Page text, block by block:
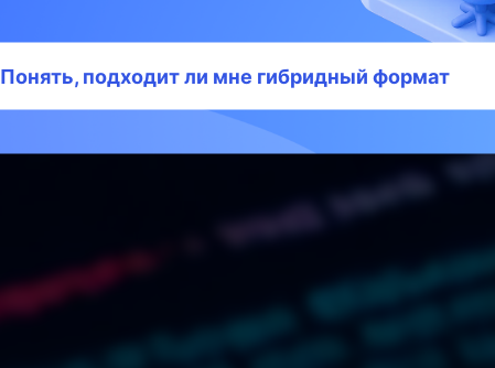
Часть 1: с
Понять, подходит ли мне гибридный формат